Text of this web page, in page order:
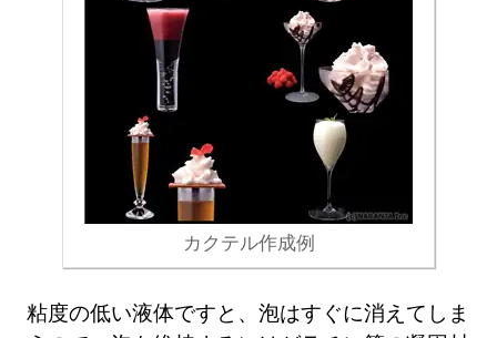
カクテル作成例
粘度の低い液体ですと、泡はすぐに消えてしま